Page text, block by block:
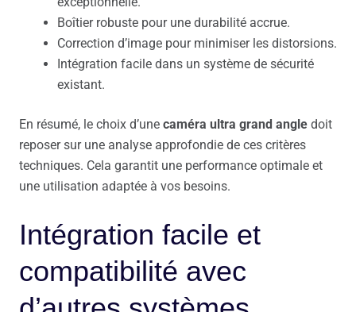
Boîtier robuste pour une durabilité accrue.
Correction d’image pour minimiser les distorsions.
Intégration facile dans un système de sécurité
existant.
En résumé, le choix d’une caméra ultra grand angle doit
reposer sur une analyse approfondie de ces critères
techniques. Cela garantit une performance optimale et
une utilisation adaptée à vos besoins.
Intégration facile et
compatibilité avec